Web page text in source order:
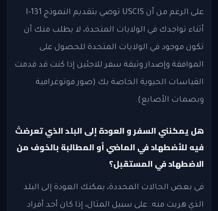
على الرغم من أن USCIS توصي بتقديم النموذج I-131
أثناء تواجدك في الولايات المتحدة، لا يطلب منك أن
تكون موجود في الولايات المتحدة للحصول على
الموافقة وإصدار وثيقة سفر للاجئين إذا كنت قد قدمت
القياسات الحيوية الخاصة بك (صور فوتوغرافية
وبصمات الأصابع).
هل يمكنني السفر و العودة إلى البلد الذي تعرضتُ
فيه للأضطهاد في الماضي أو المطالبة بالخوف من
الاضطهاد في المستقبل؟
في بعض الحالات المحددة، يمكنك العودة إلى البلد
الذي هربت منه. على سبيل المثال، إذا كان أحد أفراد